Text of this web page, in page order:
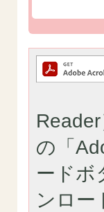
の「
ードボ
ンロー